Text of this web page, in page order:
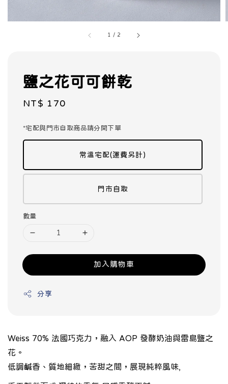
1 / 2
鹽之花可可餅乾
Regular
NT$ 170
*宅配與門市自取商品請分開下單
常溫宅配(運費另計)
門市自取
數量
加入購物車
分享
Weiss 70% 法國巧克力，融入 AOP 發酵奶油與雷島鹽之
花。
低調鹹香、質地細緻，苦甜之間，展現純粹風味